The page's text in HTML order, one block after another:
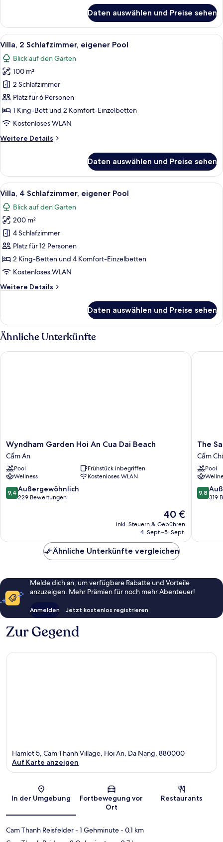
Vierbettzimmer,
Gartenblick
Daten auswählen und Preise sehen
Alle
Fotos
für
Villa,
2 Schlafzimmer,
eigener
Pool
anzeigen
Villa, 2 Schlafzimmer, eigener Pool |
6
Villa, 2 Schlafzimmer, eigener Pool
Blick auf den Garten
100 m²
2 Schlafzimmer
Platz für 6 Personen
1 King-Bett und 2 Komfort-Einzelbetten
Kostenloses WLAN
Weitere Details
Weitere
2 Schlafzimmer,
eigener
Pool
Daten auswählen und Preise sehen
Alle
Fotos
für
Villa,
4 Schlafzimmer,
eigener
Pool
anzeigen
Ein zweistöckiges Gebäude mit
9
Villa, 4 Schlafzimmer, eigener Pool
Blick auf den Garten
200 m²
4 Schlafzimmer
Platz für 12 Personen
2 King-Betten und 4 Komfort-Einzelbetten
Kostenloses WLAN
Weitere Details
Weitere
4 Schlafzimmer,
eigener
Pool
Daten auswählen und Preise sehen
Ähnliche Unterkünfte
Wyndham
Garden
Hoi
An
Cua
Dai
Beach
Wyndham Garden Hoi An Cua Dai Beach
Cẩm An
Pool
Frühstück inbegriffen
Wellness
Kostenloses WLAN
9.4
von
9,4 Außergewöhnlich
229 Bewertungen
Der
Preis
beträgt
40 €
inkl. Steuern & Gebühren
4. Sept.–5. Sept.
Wyndham Garden Hoi An Cua Dai Beach
The
Saga
Hotel
Hoi
An
Cẩm
Châu
The
Cẩm
Pool
9.8
von
9,8
319
The
Ähnliche Unterkünfte vergleichen
Melde dich an, um verfügbare Rabatte und Vorteile
anzuzeigen. Mehr Prämien für noch mehr Abenteuer!
Anmelden Jetzt kostenlos registrieren
Zur Gegend
Karte
Hamlet 5, Cam Thanh Village, Hoi An, Da Nang, 880000
Auf Karte anzeigen
In der Umgebung
Fortbewegung vor
Ort
Restaurants
Cam Thanh Reisfelder- 1 Gehminute- 0.1 km